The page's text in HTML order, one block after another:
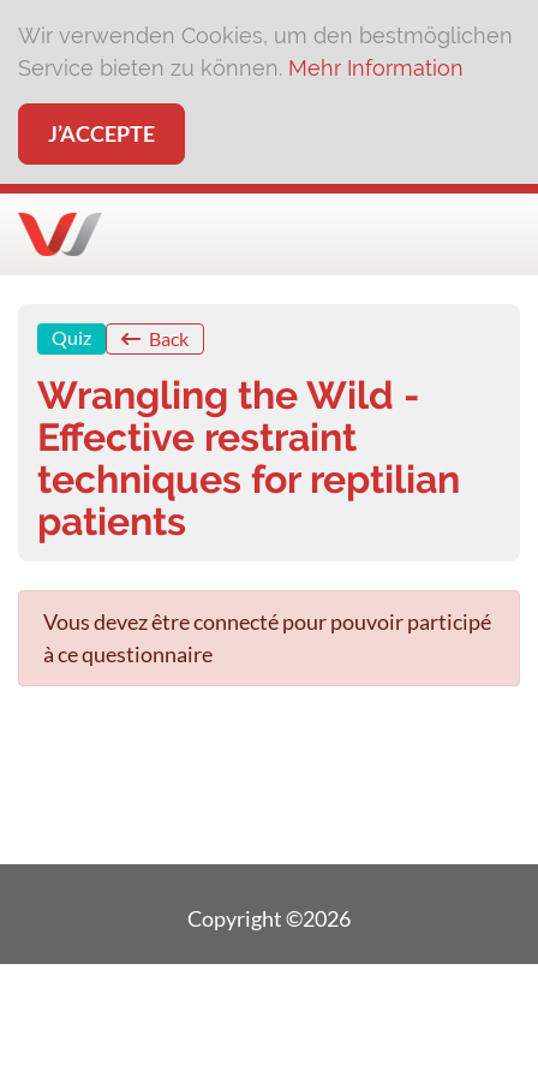
Wir verwenden Cookies, um den bestmöglichen
Service bieten zu können. Mehr Information
J’ACCEPTE
Quiz Back
Wrangling the Wild -
Effective restraint
techniques for reptilian
patients
Vous devez être connecté pour pouvoir participé
à ce questionnaire
Copyright ©2026